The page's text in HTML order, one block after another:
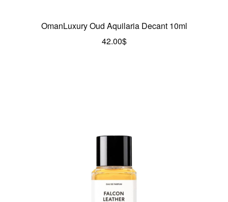
OmanLuxury Oud Aquilaria Decant 10ml
42.00$